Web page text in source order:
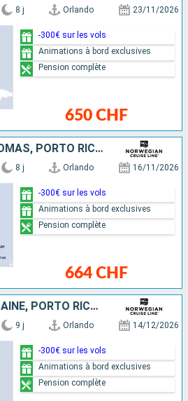
8 j Orlando 23/11/2026
650 CHF
-300€ sur les vols
Animations à bord exclusives
Pension complète
BAHAMAS, SAINT-THOMAS, PORTO RICO, RÉPUBLIQUE DOMINICAINE, ÉTATS-UNIS
8 j Orlando 16/11/2026
664 CHF
-300€ sur les vols
Animations à bord exclusives
Pension complète
RÉPUBLIQUE DOMINICAINE, PORTO RICO, TORTOLA, SAINT-THOMAS, BAHAMAS, ÉTATS-UNIS
9 j Orlando 14/12/2026
-300€ sur les vols
Animations à bord exclusives
Pension complète